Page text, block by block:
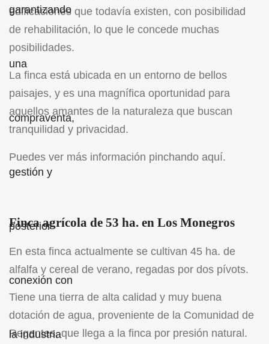
edificaciones que todavía existen, con posibilidad
de rehabilitación, lo que le concede muchas
posibilidades.
La finca está ubicada en un entorno de bellos
paisajes, y es una magnífica oportunidad para
aquellos amantes de la naturaleza que buscan
tranquilidad y privacidad.
Puedes ver más información pinchando aquí.
Finca agrícola de 53 ha. en Los Monegros
En esta finca actualmente se cultivan 45 ha. de
alfalfa y cereal de verano, regadas por dos pívots.
Tiene una tierra de alta calidad y muy buena
dotación de agua, proveniente de la Comunidad de
Regantes, que llega a la finca por presión natural.